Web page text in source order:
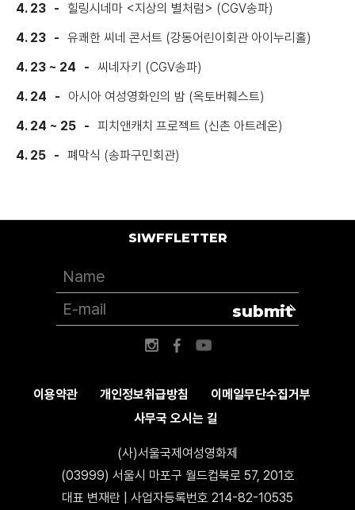
4. 23
힐링시네마 <지상의 별처럼> (CGV송파)
4. 23
유쾌한 씨네 콘서트 (강동어린이회관 아이누리홀)
4. 23 ~ 24
씨네자키 (CGV송파)
4. 24
아시아 여성영화인의 밤 (옥토버훼스트)
4. 24 ~ 25
피치앤캐치 프로젝트 (신촌 아트레온)
4. 25
폐막식 (송파구민회관)
이용약관 개인정보취급방침
이메일무단수집거부
사무국 오시는 길
(사)서울국제여성영화제
(03999) 서울시 마포구 월드컵북로 57, 201호
대표 변재란 | 사업자등록번호 214-82-10535
SIWFFLETTER
submit